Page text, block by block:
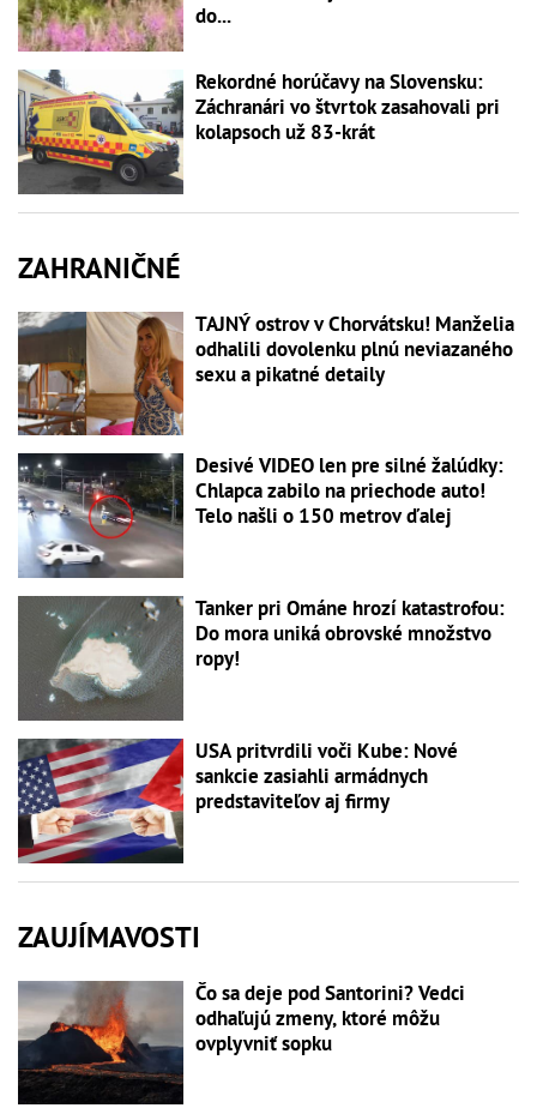
do...
Rekordné horúčavy na Slovensku:
Záchranári vo štvrtok zasahovali pri
kolapsoch už 83-krát
ZAHRANIČNÉ
TAJNÝ ostrov v Chorvátsku! Manželia
odhalili dovolenku plnú neviazaného
sexu a pikatné detaily
Desivé VIDEO len pre silné žalúdky:
Chlapca zabilo na priechode auto!
Telo našli o 150 metrov ďalej
Tanker pri Ománe hrozí katastrofou:
Do mora uniká obrovské množstvo
ropy!
USA pritvrdili voči Kube: Nové
sankcie zasiahli armádnych
predstaviteľov aj firmy
ZAUJÍMAVOSTI
Čo sa deje pod Santorini? Vedci
odhaľujú zmeny, ktoré môžu
ovplyvniť sopku